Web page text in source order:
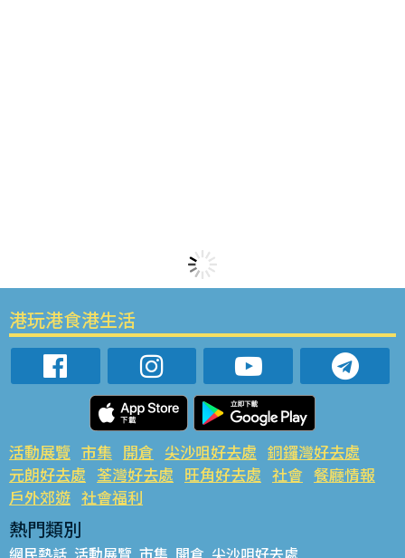
港玩港食港生活
活動展覽 市集 開倉 尖沙咀好去處 銅鑼灣好去處
元朗好去處 荃灣好去處 旺角好去處 社會 餐廳情報
戶外郊遊 社會福利
熱門類別